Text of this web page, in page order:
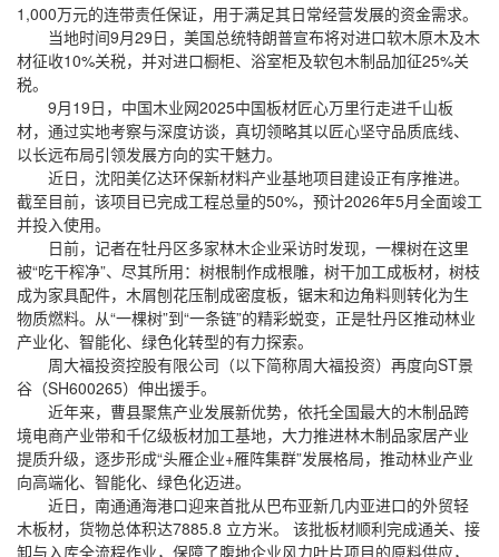
1,000万元的连带责任保证，用于满足其日常经营发展的资金需求。
当地时间9月29日，美国总统特朗普宣布将对进口软木原木及木
材征收10%关税，并对进口橱柜、浴室柜及软包木制品加征25%关
税。
9月19日，中国木业网2025中国板材匠心万里行走进千山板
材，通过实地考察与深度访谈，真切领略其以匠心坚守品质底线、
以长远布局引领发展方向的实干魅力。
近日，沈阳美亿达环保新材料产业基地项目建设正有序推进。
截至目前，该项目已完成工程总量的50%，预计2026年5月全面竣工
并投入使用。
日前，记者在牡丹区多家林木企业采访时发现，一棵树在这里
被“吃干榨净”、尽其所用：树根制作成根雕，树干加工成板材，树枝
成为家具配件，木屑刨花压制成密度板，锯末和边角料则转化为生
物质燃料。从“一棵树”到“一条链”的精彩蜕变，正是牡丹区推动林业
产业化、智能化、绿色化转型的有力探索。
周大福投资控股有限公司（以下简称周大福投资）再度向ST景
谷（SH600265）伸出援手。
近年来，曹县聚焦产业发展新优势，依托全国最大的木制品跨
境电商产业带和千亿级板材加工基地，大力推进林木制品家居产业
提质升级，逐步形成“头雁企业+雁阵集群”发展格局，推动林业产业
向高端化、智能化、绿色化迈进。
近日，南通通海港口迎来首批从巴布亚新几内亚进口的外贸轻
木板材，货物总体积达7885.8 立方米。 该批板材顺利完成通关、接
卸与入库全流程作业，保障了腹地企业风力叶片项目的原料供应，